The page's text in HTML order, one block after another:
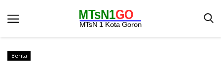
Berita